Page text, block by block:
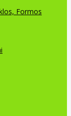
Formos